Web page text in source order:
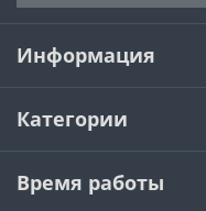
Информация
Категории
Время работы